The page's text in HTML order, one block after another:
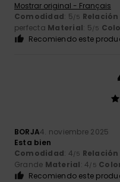
Mostrar original - Français
Comodidad: 5/5
perfecta Material: 5/5
Recomiendo este
BORJA4. noviembre 2025
Esta bien
Comodidad: 4/5
Grande Material: 4/5
Recomiendo este